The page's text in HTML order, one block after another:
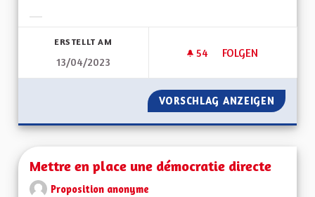
ERSTELLT AM
13/04/2023
54 54 FOLLOWER
FOLGEN
POUR QUE LES
VORSCHLAG ANZEIGEN POUR
Mettre en place une démocratie directe
Proposition anonyme